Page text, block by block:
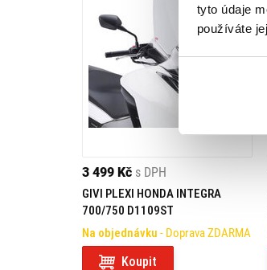
tyto údaje
používáte
3 499 Kč s DPH
GIVI PLEXI HONDA INTEGRA
700/750 D1109ST
Na objednávku - Doprava ZDARMA
Koupit